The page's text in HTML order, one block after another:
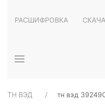
РАСШИФРОВКА
ТН ВЭД тн вэд